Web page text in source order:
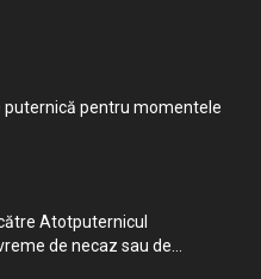
puternică pentru momentele
Atotputernicul
de necaz sau de...